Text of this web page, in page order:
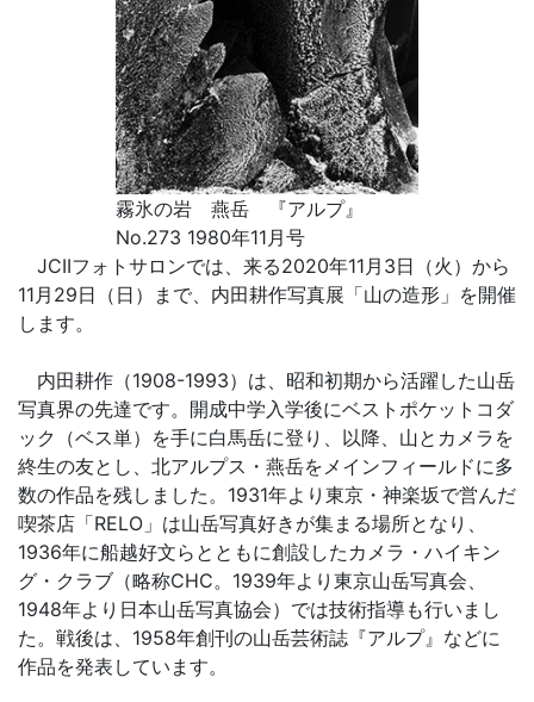
霧氷の岩 燕岳 『アルプ』
No.273 1980年11月号
JCIIフォトサロンでは、来る2020年11月3日（火）から
11月29日（日）まで、内田耕作写真展「山の造形」を開催
します。
内田耕作（1908-1993）は、昭和初期から活躍した山岳
写真界の先達です。開成中学入学後にベストポケットコダ
ック（ベス単）を手に白馬岳に登り、以降、山とカメラを
終生の友とし、北アルプス・燕岳をメインフィールドに多
数の作品を残しました。1931年より東京・神楽坂で営んだ
喫茶店「RELO」は山岳写真好きが集まる場所となり、
1936年に船越好文らとともに創設したカメラ・ハイキン
グ・クラブ（略称CHC。1939年より東京山岳写真会、
1948年より日本山岳写真協会）では技術指導も行いまし
た。戦後は、1958年創刊の山岳芸術誌『アルプ』などに
作品を発表しています。